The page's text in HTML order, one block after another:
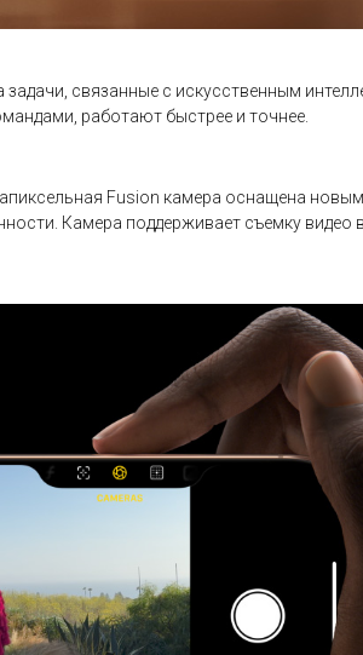
связанные с искусственным
работают быстрее и точнее.
Fusion камера оснащена
Камера поддерживает съемку видео